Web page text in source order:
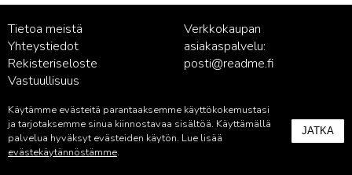
Tietoa meistä
Yhteystiedot
Rekisteriseloste
Vastuullisuus
Verkkokaupan
asiakaspalvelu:
posti@readme.fi
Kustantamon asiakaspalvelu:
palvelu@readme.fi
Käytämme evästeitä parantaaksemme käyttökokemustasi
ja tarjotaksemme sinua kiinnostavaa sisältöä. Käyttämällä
palvelua hyväksyt evästeiden käytön. Lue lisää
evästekäytännöstämme.
JATKA